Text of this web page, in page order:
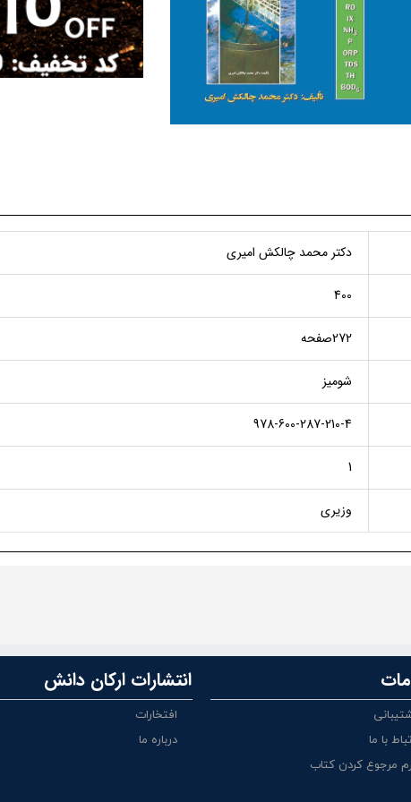
دکتر محمد چالکش امیری
400
272صفحه
شومیز
978-600-287-210-4
1
وزیری
با ما
مرجوع کردن کتاب
انتشارات ارکان دانش
افتخارات
درباره ما